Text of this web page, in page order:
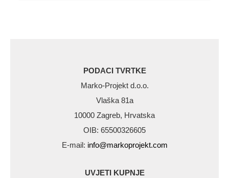
PODACI TVRTKE
Marko-Projekt d.o.o.
Vlaška 81a
10000 Zagreb, Hrvatska
OIB: 65500326605
E-mail: info@markoprojekt.com
UVJETI KUPNJE